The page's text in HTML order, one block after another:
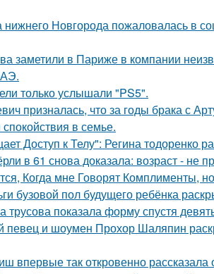
Новгорода пожаловалась в
заметили в Париже в компании
только услышали "PS5".
призналась, что за годы брака с
в семье.
Доступ к Телу": Регина тодоренко
в 61 снова доказала: возраст - не
Когда мне Говорят Комплименты,
бузовой пол будущего ребёнка
трусова показала форму спустя
певец и шоумен Прохор Шаляпин
впервые так откровенно рассказала